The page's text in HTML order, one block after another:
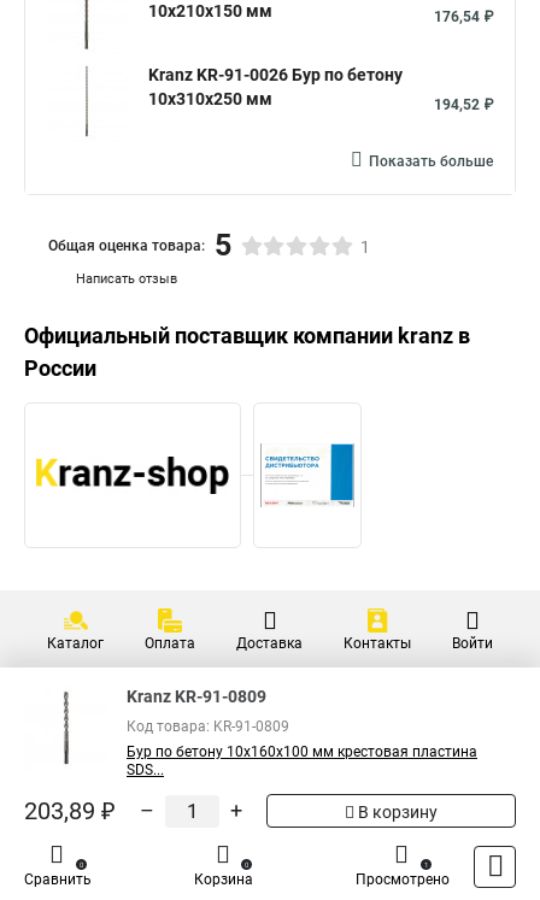
10x210x150 мм
176,54 ₽
Kranz KR-91-0026 Бур по бетону
10x310x250 мм
194,52 ₽
Показать больше
Написать отзыв
Общая оценка товара: 5 1
Официальный поставщик компании kranz в
России
Каталог Оплата Доставка Контакты Войти
Kranz KR-91-0809
Код товара: KR-91-0809
Бур по бетону 10x160x100 мм крестовая пластина
SDS...
203,89 ₽ – + В корзину
Сравнить
0
Корзина
0
Просмотрено
1